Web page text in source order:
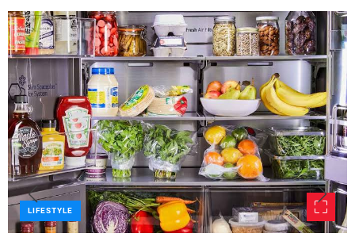
LIFESTYLE